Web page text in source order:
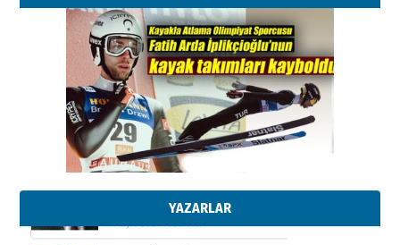
YAZARLAR
Kenan GÜLERCİ
Metin Külünk: Aileyi Korumak
11 Mayıs 2026 Pazartesi